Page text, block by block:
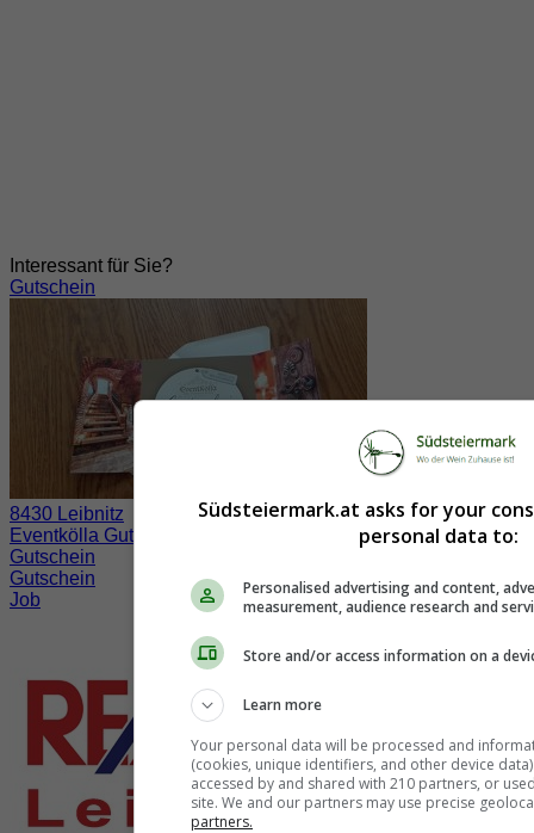
Interessant für Sie?
Gutschein
8430 Leibnitz
Eventkölla Gutscheine
Gutschein
Gutschein
Job
Südsteiermark.at asks for your
personal data to:
Personalised advertising and content,
measurement, audience research and
Store and/or access information on a
Learn more
Your personal data will be processed and
(cookies, unique identifiers, and other device
accessed by and shared with 210 partners, or
site. We and our partners may use precise
partners.